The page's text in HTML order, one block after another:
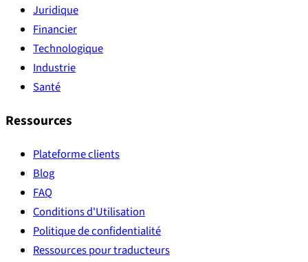
Juridique
Financier
Technologique
Industrie
Santé
Ressources
Plateforme clients
Blog
FAQ
Conditions d'Utilisation
Politique de confidentialité
Ressources pour traducteurs